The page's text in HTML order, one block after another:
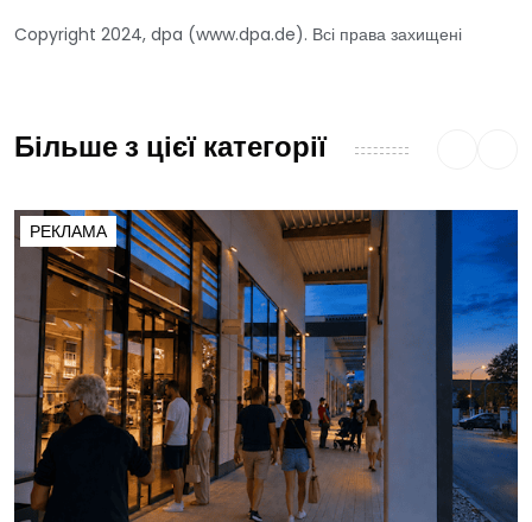
Copyright 2024, dpa (www.dpa.de). Всі права захищені
Більше з цієї категорії
РЕКЛАМА